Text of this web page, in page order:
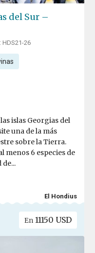
del Sur –
HDS21-26
islas Georgias del
una de la más
sobre la Tierra.
menos 6 especies de
El Hondius
En11150 USD